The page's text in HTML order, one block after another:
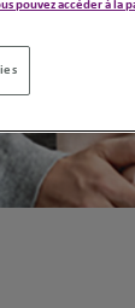
pouvez accéder à la